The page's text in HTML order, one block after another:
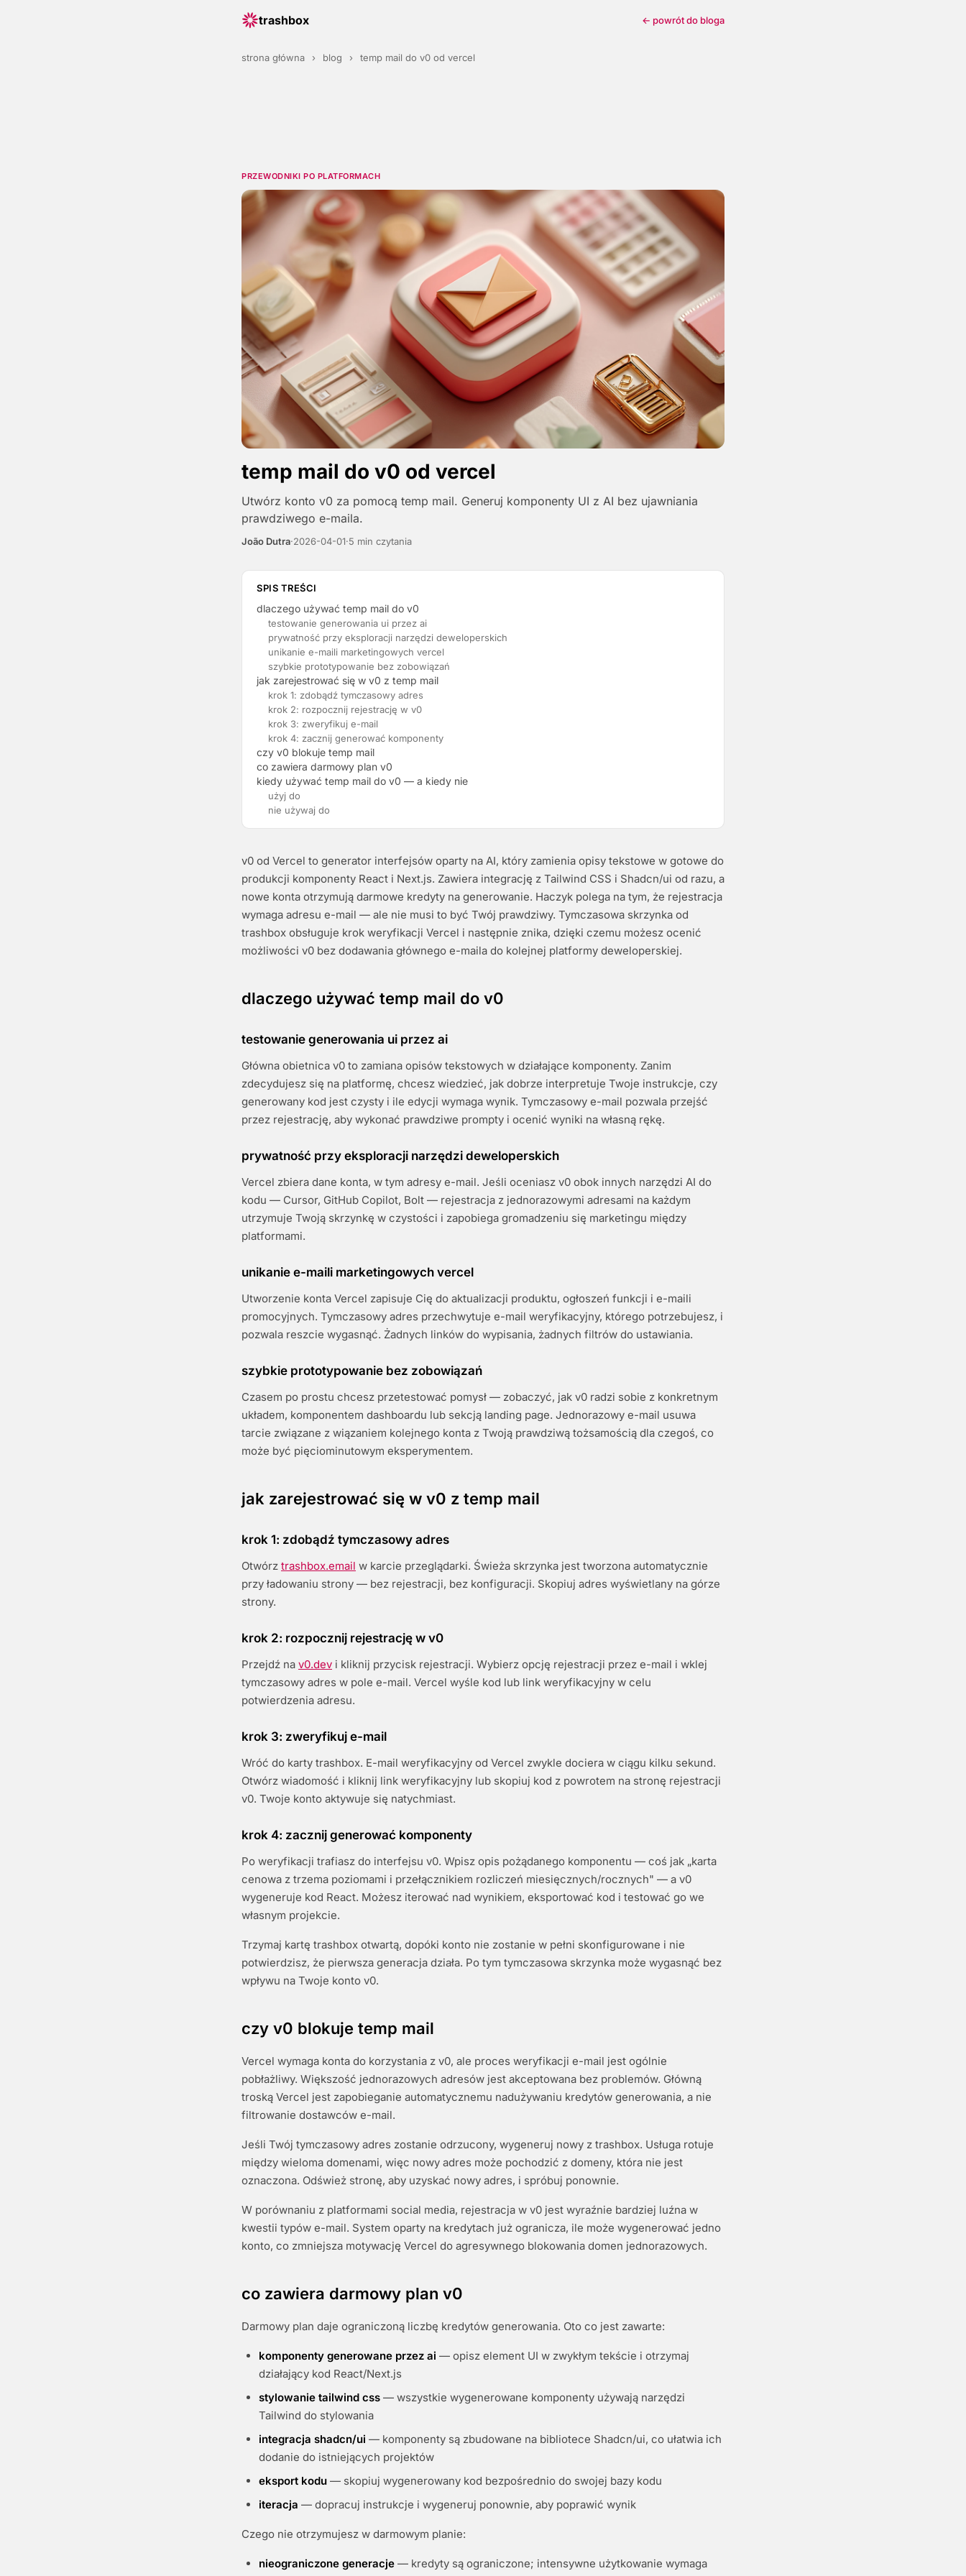
trashbox ← powrót do bloga
strona główna › blog › temp mail do v0 od vercel
PRZEWODNIKI PO PLATFORMACH
temp mail do v0 od vercel
Utwórz konto v0 za pomocą temp mail. Generuj komponenty UI z AI bez ujawniania
prawdziwego e-maila.
João Dutra·2026-04-01·5 min czytania
SPIS TREŚCI
dlaczego używać temp mail do v0
testowanie generowania ui przez ai
prywatność przy eksploracji narzędzi deweloperskich
unikanie e-maili marketingowych vercel
szybkie prototypowanie bez zobowiązań
jak zarejestrować się w v0 z temp mail
krok 1: zdobądź tymczasowy adres
krok 2: rozpocznij rejestrację w v0
krok 3: zweryfikuj e-mail
krok 4: zacznij generować komponenty
czy v0 blokuje temp mail
co zawiera darmowy plan v0
kiedy używać temp mail do v0 — a kiedy nie
użyj do
nie używaj do
v0 od Vercel to generator interfejsów oparty na AI, który zamienia opisy tekstowe w gotowe do
produkcji komponenty React i Next.js. Zawiera integrację z Tailwind CSS i Shadcn/ui od razu, a
nowe konta otrzymują darmowe kredyty na generowanie. Haczyk polega na tym, że rejestracja
wymaga adresu e-mail — ale nie musi to być Twój prawdziwy. Tymczasowa skrzynka od
trashbox obsługuje krok weryfikacji Vercel i następnie znika, dzięki czemu możesz ocenić
możliwości v0 bez dodawania głównego e-maila do kolejnej platformy deweloperskiej.
dlaczego używać temp mail do v0
testowanie generowania ui przez ai
Główna obietnica v0 to zamiana opisów tekstowych w działające komponenty. Zanim
zdecydujesz się na platformę, chcesz wiedzieć, jak dobrze interpretuje Twoje instrukcje, czy
generowany kod jest czysty i ile edycji wymaga wynik. Tymczasowy e-mail pozwala przejść
przez rejestrację, aby wykonać prawdziwe prompty i ocenić wyniki na własną rękę.
prywatność przy eksploracji narzędzi deweloperskich
Vercel zbiera dane konta, w tym adresy e-mail. Jeśli oceniasz v0 obok innych narzędzi AI do
kodu — Cursor, GitHub Copilot, Bolt — rejestracja z jednorazowymi adresami na każdym
utrzymuje Twoją skrzynkę w czystości i zapobiega gromadzeniu się marketingu między
platformami.
unikanie e-maili marketingowych vercel
Utworzenie konta Vercel zapisuje Cię do aktualizacji produktu, ogłoszeń funkcji i e-maili
promocyjnych. Tymczasowy adres przechwytuje e-mail weryfikacyjny, którego potrzebujesz, i
pozwala reszcie wygasnąć. Żadnych linków do wypisania, żadnych filtrów do ustawiania.
szybkie prototypowanie bez zobowiązań
Czasem po prostu chcesz przetestować pomysł — zobaczyć, jak v0 radzi sobie z konkretnym
układem, komponentem dashboardu lub sekcją landing page. Jednorazowy e-mail usuwa
tarcie związane z wiązaniem kolejnego konta z Twoją prawdziwą tożsamością dla czegoś, co
może być pięciominutowym eksperymentem.
jak zarejestrować się w v0 z temp mail
krok 1: zdobądź tymczasowy adres
Otwórz trashbox.email w karcie przeglądarki. Świeża skrzynka jest tworzona automatycznie
przy ładowaniu strony — bez rejestracji, bez konfiguracji. Skopiuj adres wyświetlany na górze
strony.
krok 2: rozpocznij rejestrację w v0
Przejdź na v0.dev i kliknij przycisk rejestracji. Wybierz opcję rejestracji przez e-mail i wklej
tymczasowy adres w pole e-mail. Vercel wyśle kod lub link weryfikacyjny w celu
potwierdzenia adresu.
krok 3: zweryfikuj e-mail
Wróć do karty trashbox. E-mail weryfikacyjny od Vercel zwykle dociera w ciągu kilku sekund.
Otwórz wiadomość i kliknij link weryfikacyjny lub skopiuj kod z powrotem na stronę rejestracji
v0. Twoje konto aktywuje się natychmiast.
krok 4: zacznij generować komponenty
Po weryfikacji trafiasz do interfejsu v0. Wpisz opis pożądanego komponentu — coś jak „karta
cenowa z trzema poziomami i przełącznikiem rozliczeń miesięcznych/rocznych" — a v0
wygeneruje kod React. Możesz iterować nad wynikiem, eksportować kod i testować go we
własnym projekcie.
Trzymaj kartę trashbox otwartą, dopóki konto nie zostanie w pełni skonfigurowane i nie
potwierdzisz, że pierwsza generacja działa. Po tym tymczasowa skrzynka może wygasnąć bez
wpływu na Twoje konto v0.
czy v0 blokuje temp mail
Vercel wymaga konta do korzystania z v0, ale proces weryfikacji e-mail jest ogólnie
pobłażliwy. Większość jednorazowych adresów jest akceptowana bez problemów. Główną
troską Vercel jest zapobieganie automatycznemu nadużywaniu kredytów generowania, a nie
filtrowanie dostawców e-mail.
Jeśli Twój tymczasowy adres zostanie odrzucony, wygeneruj nowy z trashbox. Usługa rotuje
między wieloma domenami, więc nowy adres może pochodzić z domeny, która nie jest
oznaczona. Odśwież stronę, aby uzyskać nowy adres, i spróbuj ponownie.
W porównaniu z platformami social media, rejestracja w v0 jest wyraźnie bardziej luźna w
kwestii typów e-mail. System oparty na kredytach już ogranicza, ile może wygenerować jedno
konto, co zmniejsza motywację Vercel do agresywnego blokowania domen jednorazowych.
co zawiera darmowy plan v0
Darmowy plan daje ograniczoną liczbę kredytów generowania. Oto co jest zawarte:
komponenty generowane przez ai — opisz element UI w zwykłym tekście i otrzymaj
działający kod React/Next.js
stylowanie tailwind css — wszystkie wygenerowane komponenty używają narzędzi
Tailwind do stylowania
integracja shadcn/ui — komponenty są zbudowane na bibliotece Shadcn/ui, co ułatwia ich
dodanie do istniejących projektów
eksport kodu — skopiuj wygenerowany kod bezpośrednio do swojej bazy kodu
iteracja — dopracuj instrukcje i wygeneruj ponownie, aby poprawić wynik
Czego nie otrzymujesz w darmowym planie:
nieograniczone generacje — kredyty są ograniczone; intensywne użytkowanie wymaga